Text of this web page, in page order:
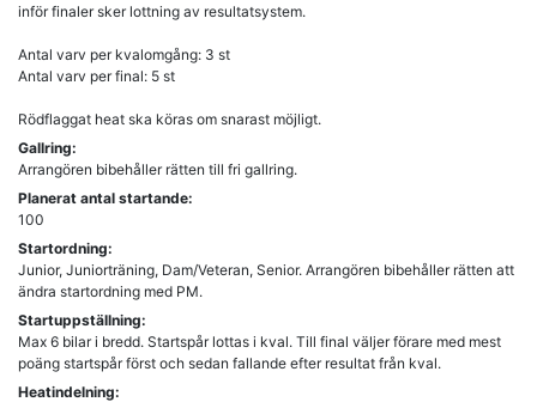
inför finaler sker lottning av resultatsystem.
Antal varv per kvalomgång: 3 st
Antal varv per final: 5 st
Rödflaggat heat ska köras om snarast möjligt.
Gallring:
Arrangören bibehåller rätten till fri gallring.
Planerat antal startande:
100
Startordning:
Junior, Juniorträning, Dam/Veteran, Senior. Arrangören bibehåller rätten att
ändra startordning med PM.
Startuppställning:
Max 6 bilar i bredd. Startspår lottas i kval. Till final väljer förare med mest
poäng startspår först och sedan fallande efter resultat från kval.
Heatindelning: